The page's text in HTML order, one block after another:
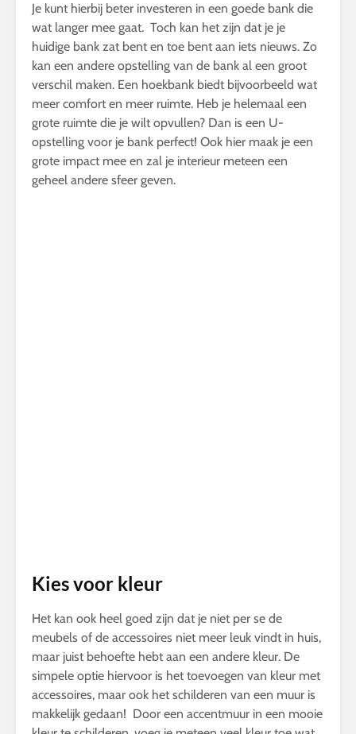
Je kunt hierbij beter investeren in een goede bank die
wat langer mee gaat. Toch kan het zijn dat je je
huidige bank zat bent en toe bent aan iets nieuws. Zo
kan een andere opstelling van de bank al een groot
verschil maken. Een hoekbank biedt bijvoorbeeld wat
meer comfort en meer ruimte. Heb je helemaal een
grote ruimte die je wilt opvullen? Dan is een U-
opstelling voor je bank perfect! Ook hier maak je een
grote impact mee en zal je interieur meteen een
geheel andere sfeer geven.
Kies voor kleur
Het kan ook heel goed zijn dat je niet per se de
meubels of de accessoires niet meer leuk vindt in huis,
maar juist behoefte hebt aan een andere kleur. De
simpele optie hiervoor is het toevoegen van kleur met
accessoires, maar ook het schilderen van een muur is
makkelijk gedaan! Door een accentmuur in een mooie